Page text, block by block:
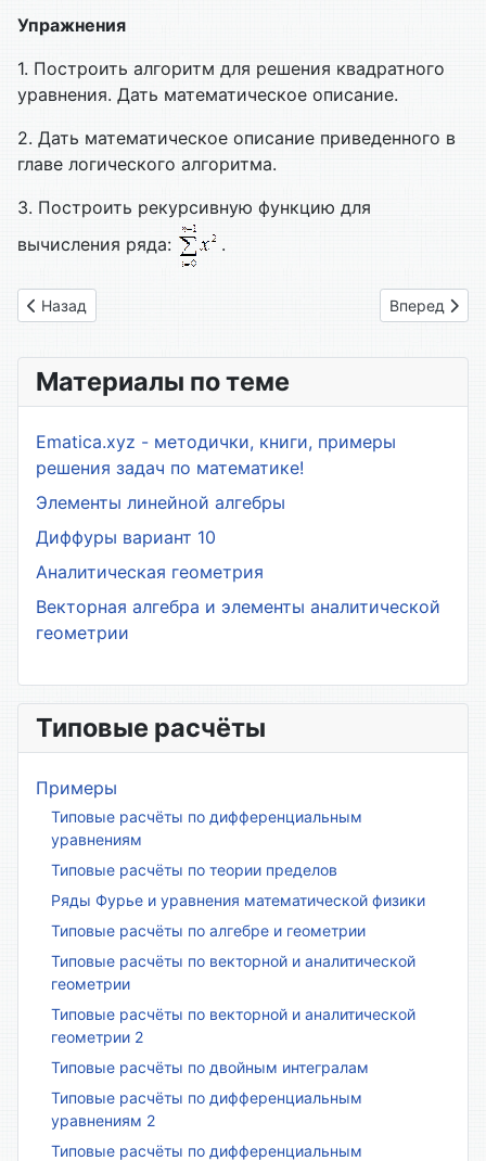
Упражнения
1. Построить алгоритм для решения квадратного
уравнения. Дать математическое описание.
2. Дать математическое описание приведенного в
главе логического алгоритма.
3. Построить рекурсивную функцию для
вычисления ряда:
.
Предыдущий: Глава 36. Алгоритмическая разрешимость
Назад Следующий:
Вперед
Материалы по теме
Ematica.xyz - методички, книги, примеры
решения задач по математике!
Элементы линейной алгебры
Диффуры вариант 10
Аналитическая геометрия
Векторная алгебра и элементы аналитической
геометрии
Типовые расчёты
Примеры
Типовые расчёты по дифференциальным
уравнениям
Типовые расчёты по теории пределов
Ряды Фурье и уравнения математической физики
Типовые расчёты по алгебре и геометрии
Типовые расчёты по векторной и аналитической
геометрии
Типовые расчёты по векторной и аналитической
геометрии 2
Типовые расчёты по двойным интегралам
Типовые расчёты по дифференциальным
уравнениям 2
Типовые расчёты по дифференциальным